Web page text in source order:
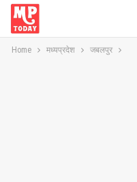
Home मध्यप्रदेश जबलपुर